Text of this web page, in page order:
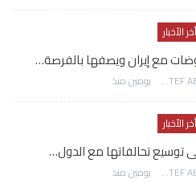
أخر الأخبار
مع إيران ويصفها بالفرصة…
AWATEF ABDELHAMED يومين منذ
أخر الأخبار
توسيع تحالفاتها مع الدول…
AWATEF ABDELHAMED يومين منذ